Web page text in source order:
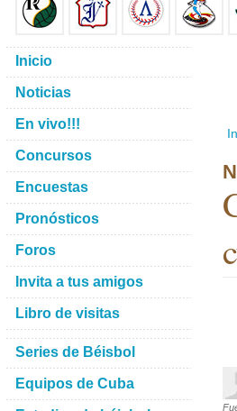
Inicio
Noticias
En vivo!!!
Concursos
Encuestas
Pronósticos
Foros
Invita a tus amigos
Libro de visitas
Series de Béisbol
Equipos de Cuba